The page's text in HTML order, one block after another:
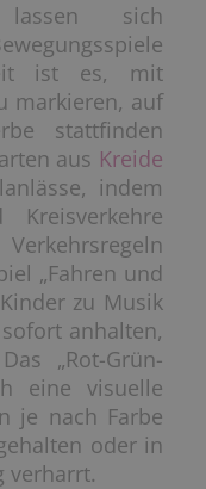
lassen sich
ist es, mit
markieren, auf
stattfinden
aus Kreide
indem
„Fahren und
zu Musik
anhalten,
„Rot-Grün-
eine visuelle
je nach Farbe
oder in
verharrt.